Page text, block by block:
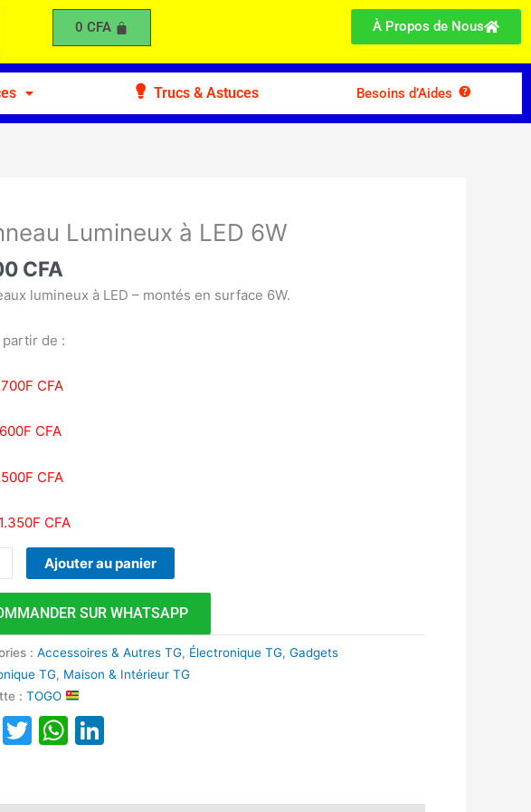
0 CFA À Propos de Nous
Trucs & Astuces Besoins d’Aides
Lumineux à LED 6W
CFA
lumineux à LED – montés en surface 6W.
partir de :
CFA
CFA
CFA
CFA
Ajouter au panier
SUR WHATSAPP
:Accessoires & Autres TG, Électronique TG,Gadgets
TG, Maison & Intérieur TG
:TOGO
Facebook
TwitterWhatsApp
Lumineux